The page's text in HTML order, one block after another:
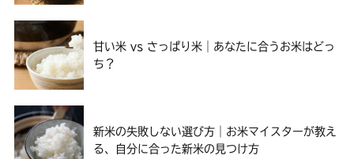
甘い米 vs さっぱり米｜あなたに合うお米はどっ
ち？
新米の失敗しない選び方｜お米マイスターが教え
る、自分に合った新米の見つけ方